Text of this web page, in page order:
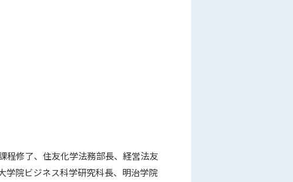
程修了、住友化学法務部長、経営法友
学院ビジネス科学研究科長、明治学院